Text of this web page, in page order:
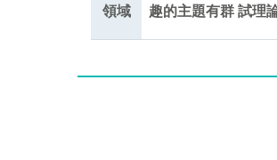
領域
趣的主題有群 試理